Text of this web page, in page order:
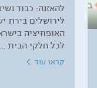
להאזנה: כבוד
לירושלים בירת
האופוזיציה
לכל חלקי הבית ...
קראו עוד